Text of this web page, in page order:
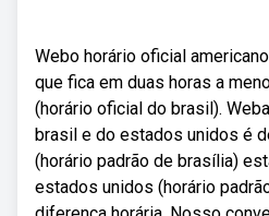
Webo horário oficial
que fica em duas horas a
(horário oficial do brasil).
brasil e do estados unidos é
(horário padrão de brasília)
estados unidos (horário